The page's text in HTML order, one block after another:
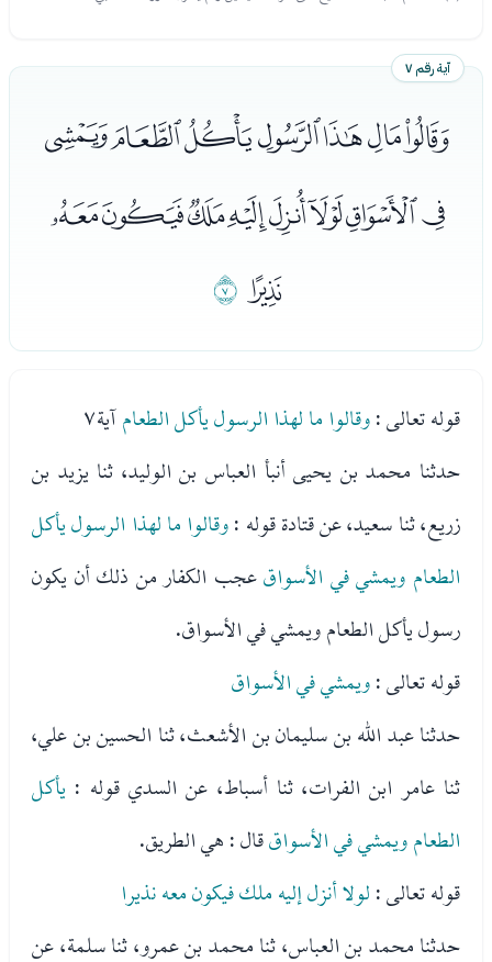
آية رقم ٧
ﮒﮓﮔﮕﮖﮗﮘ
ﮙﮚﮛﮜﮝﮞﮟﮠ
ﮡﮢ
قوله تعالى :وقالوا ما لهذا الرسول يأكل الطعامآية٧
حدثنا محمد بن يحيى أنبأ العباس بن الوليد، ثنا يزيد بن
زريع، ثنا سعيد، عن قتادة قوله :وقالوا ما لهذا الرسول يأكل
الطعام ويمشي في الأسواقعجب الكفار من ذلك أن يكون
رسول يأكل الطعام ويمشي في الأسواق.
قوله تعالى :ويمشي في الأسواق
حدثنا عبد الله بن سليمان بن الأشعث، ثنا الحسين بن علي،
ثنا عامر ابن الفرات، ثنا أسباط، عن السدي قوله : يأكل
الطعام ويمشي في الأسواققال : هي الطريق.
قوله تعالى :لولا أنزل إليه ملك فيكون معه نذيرا
حدثنا محمد بن العباس، ثنا محمد بن عمرو، ثنا سلمة، عن